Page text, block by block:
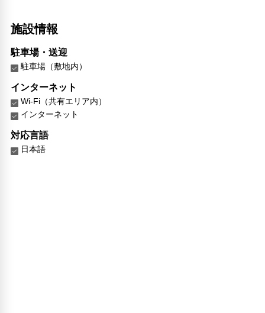
施設情報
駐車場・送迎
駐車場（敷地内）
インターネット
Wi-Fi（共有エリア内）
インターネット
対応言語
日本語